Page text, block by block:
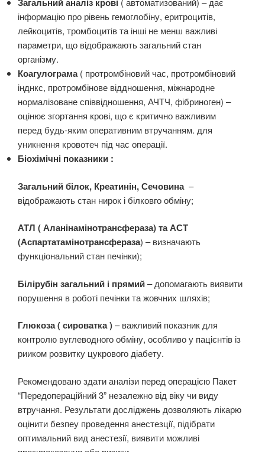
інформацію про рівень гемоглобіну, еритроцитів,
лейкоцитів, тромбоцитів та інші не менш важливі
параметри, що відображають загальний стан
організму.
Коагулограма( протромбіновий час, протромбіновий
інднкс, протромбінове віддношення, міжнародне
нормалізоване співвідношення, АЧТЧ, фібриноген) –
оцінює згортання крові, що є критично важливим
перед будь-яким оперативним втручанням. для
уникнення кровотеч під час операції.
Біохімічні показники :
Загальний білок, Креатинін, Сечовина–
відображають стан нирок і білковго обміну;
АТЛ ( Аланінамінотрансфераза) та АСТ
(Аспартатамінотрансфераза) – визначають
функціональний стан печінки);
Білірубін загальний і прямий– допомагають виявити
порушення в роботі печінки та жовчних шляхів;
Глюкоза ( сироватка )– важливий показник для
контролю вуглеводного обміну, особливо у пацієнтів із
рииком розвитку цукрового діабету.
Рекомендовано здати аналізи перед операцією Пакет
“Передопераційний 3” незалежно від віку чи виду
втручання. Результати досліджень дозволяють лікарю
оцінити безпеу проведення анестезції, підібрати
оптимальний вид анестезії, виявити можливі